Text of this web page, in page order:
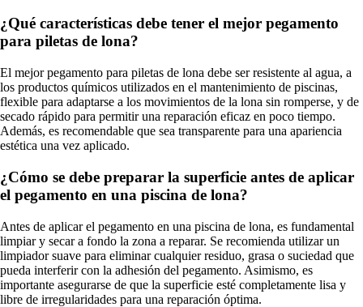
¿Qué características debe tener el mejor pegamento
para piletas de lona?
El mejor pegamento para piletas de lona debe ser resistente al agua, a
los productos químicos utilizados en el mantenimiento de piscinas,
flexible para adaptarse a los movimientos de la lona sin romperse, y de
secado rápido para permitir una reparación eficaz en poco tiempo.
Además, es recomendable que sea transparente para una apariencia
estética una vez aplicado.
¿Cómo se debe preparar la superficie antes de aplicar
el pegamento en una piscina de lona?
Antes de aplicar el pegamento en una piscina de lona, es fundamental
limpiar y secar a fondo la zona a reparar. Se recomienda utilizar un
limpiador suave para eliminar cualquier residuo, grasa o suciedad que
pueda interferir con la adhesión del pegamento. Asimismo, es
importante asegurarse de que la superficie esté completamente lisa y
libre de irregularidades para una reparación óptima.